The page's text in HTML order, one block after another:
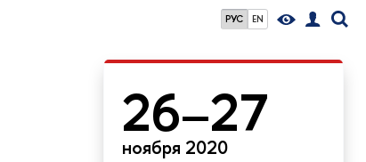
РУС EN
26–27
ноября 2020